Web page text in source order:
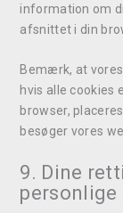
information om
afsnittet i din
Bemærk, at
hvis alle cookies
browser,
besøger vores
9. Dine
personlige